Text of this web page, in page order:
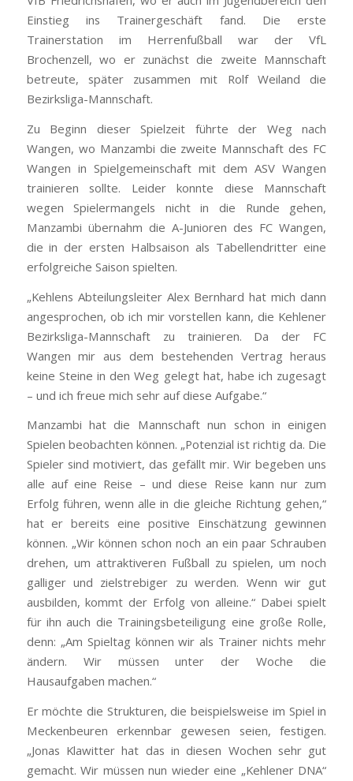
Einstieg ins Trainergeschäft fand. Die erste
Trainerstation im Herrenfußball war der VfL
Brochenzell, wo er zunächst die zweite Mannschaft
betreute, später zusammen mit Rolf Weiland die
Bezirksliga-Mannschaft.
Zu Beginn dieser Spielzeit führte der Weg nach
Wangen, wo Manzambi die zweite Mannschaft des FC
Wangen in Spielgemeinschaft mit dem ASV Wangen
trainieren sollte. Leider konnte diese Mannschaft
wegen Spielermangels nicht in die Runde gehen,
Manzambi übernahm die A-Junioren des FC Wangen,
die in der ersten Halbsaison als Tabellendritter eine
erfolgreiche Saison spielten.
„Kehlens Abteilungsleiter Alex Bernhard hat mich dann
angesprochen, ob ich mir vorstellen kann, die Kehlener
Bezirksliga-Mannschaft zu trainieren. Da der FC
Wangen mir aus dem bestehenden Vertrag heraus
keine Steine in den Weg gelegt hat, habe ich zugesagt
– und ich freue mich sehr auf diese Aufgabe.“
Manzambi hat die Mannschaft nun schon in einigen
Spielen beobachten können. „Potenzial ist richtig da. Die
Spieler sind motiviert, das gefällt mir. Wir begeben uns
alle auf eine Reise – und diese Reise kann nur zum
Erfolg führen, wenn alle in die gleiche Richtung gehen,“
hat er bereits eine positive Einschätzung gewinnen
können. „Wir können schon noch an ein paar Schrauben
drehen, um attraktiveren Fußball zu spielen, um noch
galliger und zielstrebiger zu werden. Wenn wir gut
ausbilden, kommt der Erfolg von alleine.“ Dabei spielt
für ihn auch die Trainingsbeteiligung eine große Rolle,
denn: „Am Spieltag können wir als Trainer nichts mehr
ändern. Wir müssen unter der Woche die
Hausaufgaben machen.“
Er möchte die Strukturen, die beispielsweise im Spiel in
Meckenbeuren erkennbar gewesen seien, festigen.
„Jonas Klawitter hat das in diesen Wochen sehr gut
gemacht. Wir müssen nun wieder eine „Kehlener DNA“